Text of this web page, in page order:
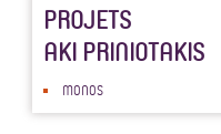
PROJETS
AKI PRINIOTAKIS
MONOS